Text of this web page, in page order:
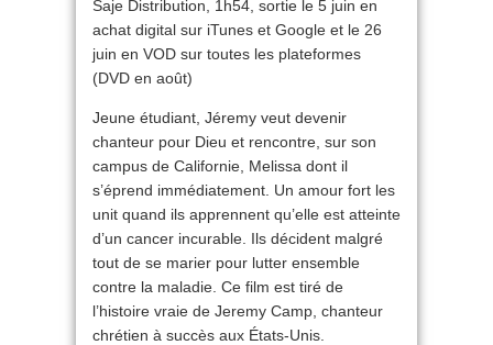
Saje Distribution, 1h54, sortie le 5 juin en
achat digital sur iTunes et Google et le 26
juin en VOD sur toutes les plateformes
(DVD en août)
Jeune étudiant, Jéremy veut devenir
chanteur pour Dieu et rencontre, sur son
campus de Californie, Melissa dont il
s’éprend immédiatement. Un amour fort les
unit quand ils apprennent qu’elle est atteinte
d’un cancer incurable. Ils décident malgré
tout de se marier pour lutter ensemble
contre la maladie. Ce film est tiré de
l’histoire vraie de Jeremy Camp, chanteur
chrétien à succès aux États-Unis.